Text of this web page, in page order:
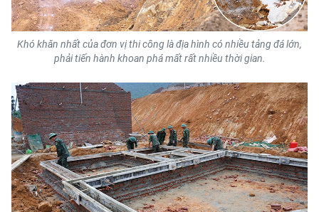
ENGLISH
中文
РУССКИЙ
ESPAÑOL
한국어
Khó khăn nhất của đơn vị thi công là địa hình có nhiều tảng đá lớn,
phải tiến hành khoan phá mất rất nhiều thời gian.